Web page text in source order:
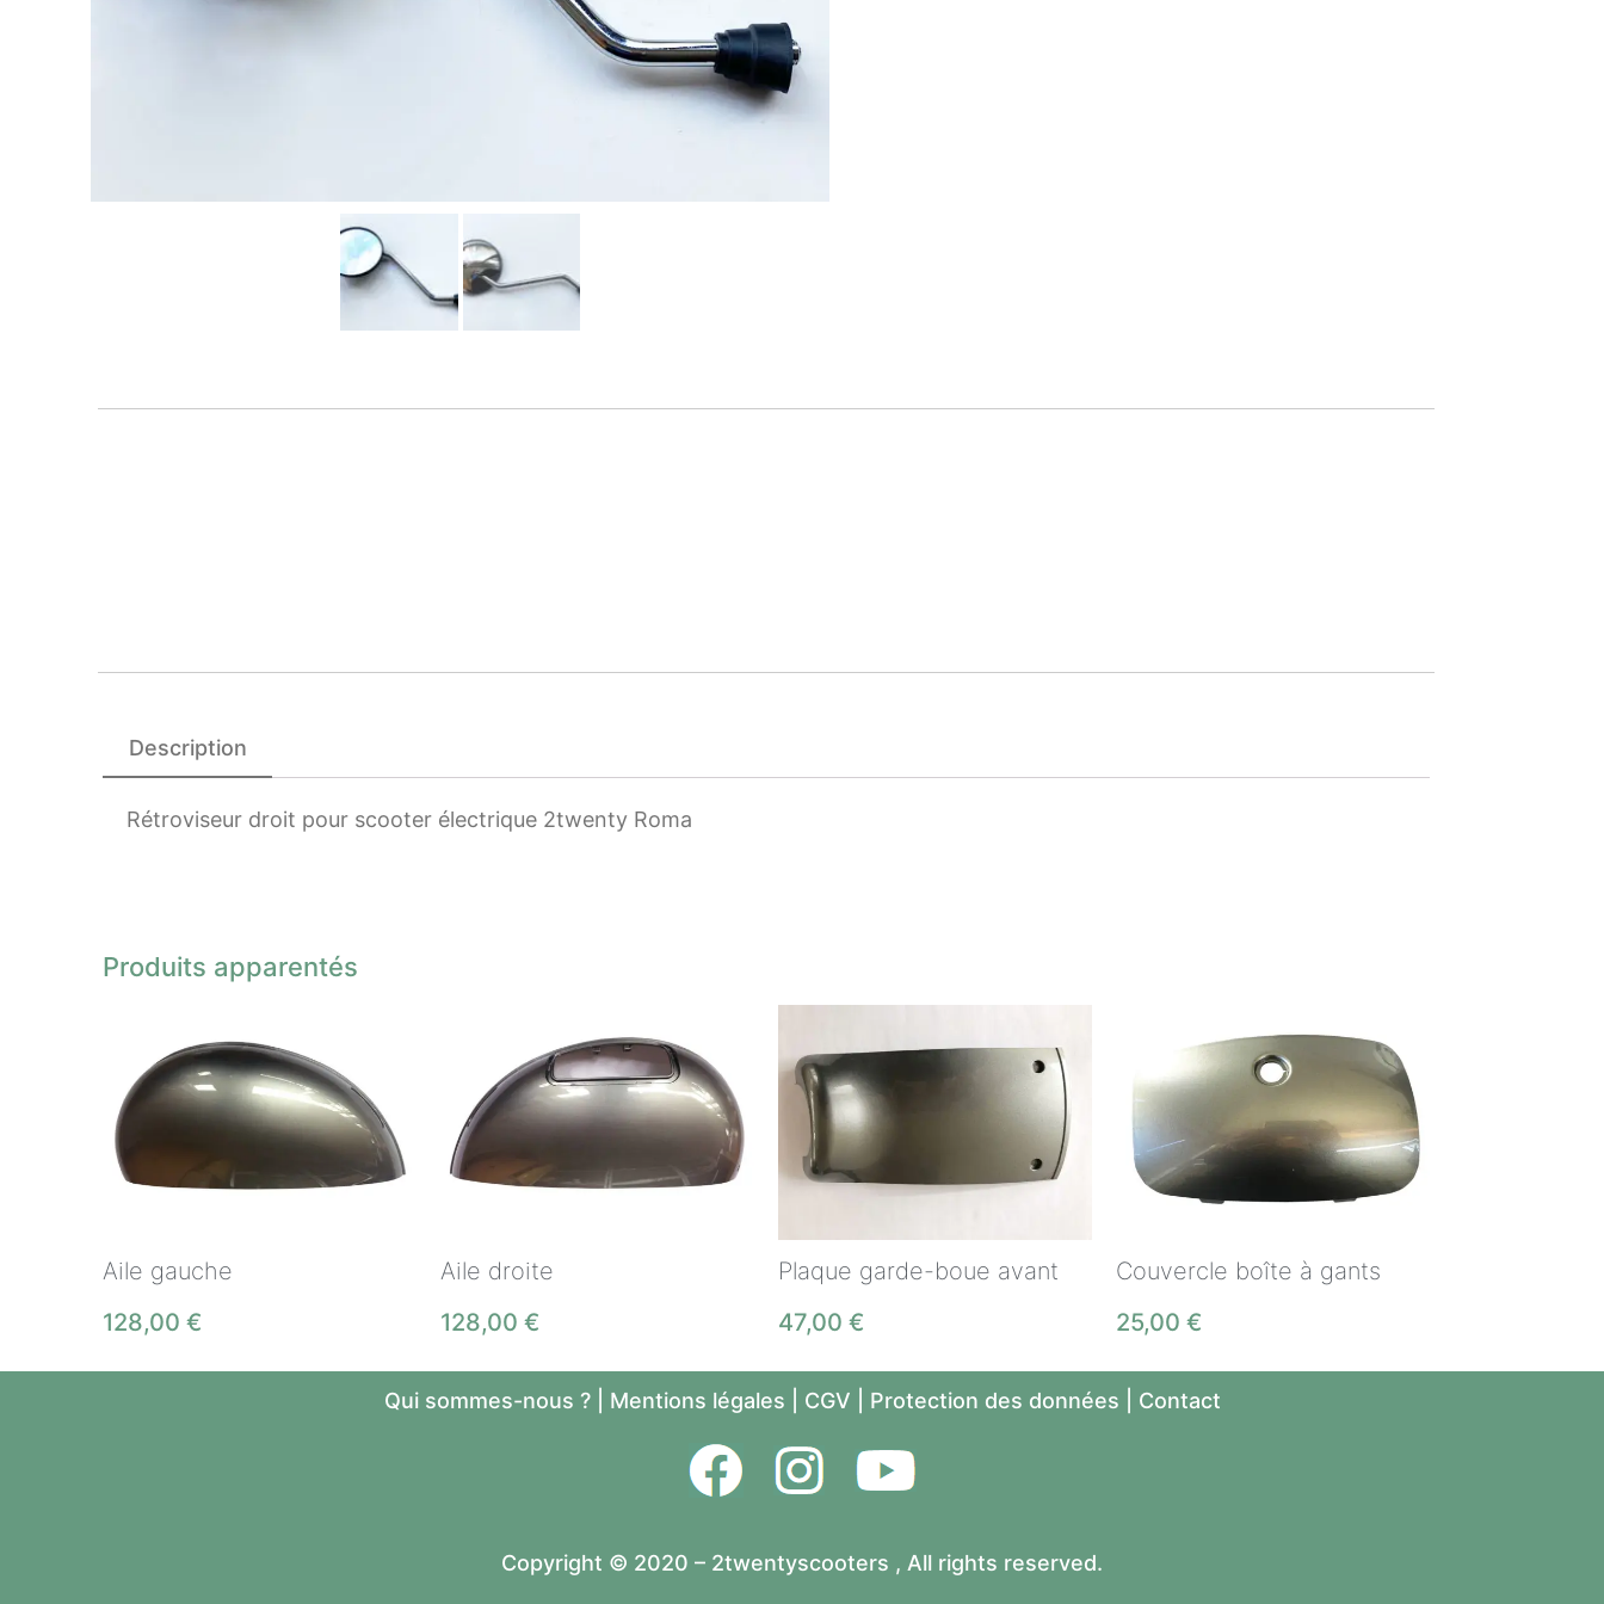
Description
Rétroviseur droit pour scooter électrique 2twenty Roma
Produits apparentés
Aile gauche
128,00 €
Aile droite
128,00 €
Plaque garde-boue avant
47,00 €
Couvercle boîte à gants
25,00 €
Qui sommes-nous ?| Mentions légales CGV Protection des données Contact
Copyright © 2020 – 2twentyscooters , All rights reserved.